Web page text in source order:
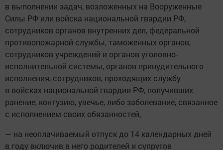
в выполнении задач, возложенных на Вооруженные
Силы РФ или войска национальной гвардии РФ,
сотрудников органов внутренних дел, федеральной
противопожарной службы, таможенных органов,
сотрудников учреждений и органов уголовно-
исполнительной системы, органов принудительного
исполнения, сотрудников, проходящих службу
в войсках национальной гвардии РФ, получивших
ранение, контузию, увечье, либо заболевание, связанное
с исполнением своих обязанностей,
— на неоплачиваемый отпуск до 14 календарных дней
в году включив в него родителей и супругов